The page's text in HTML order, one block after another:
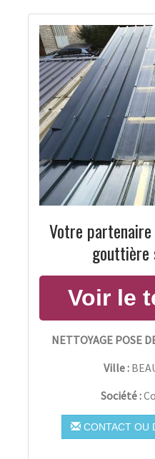
Votre
gouttière
NETTOYAGE POSE
Ville :
Société :
CONTACT OU